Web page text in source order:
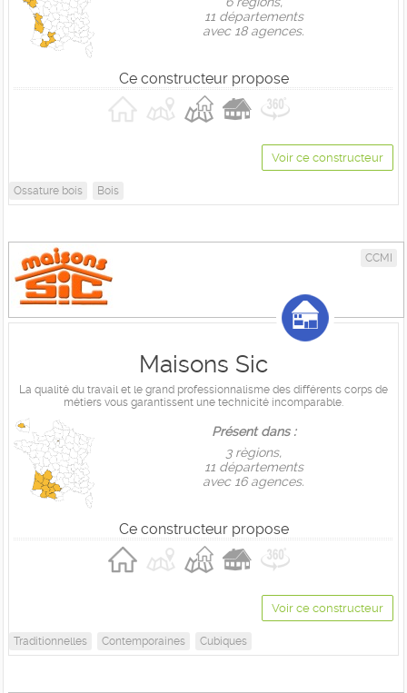
11 départements
avec 18 agences.
Ce constructeur propose
Voir ce constructeur
Ossature bois Bois
CCMI
Maisons Sic
La qualité du travail et le grand professionnalisme des différents corps de
métiers vous garantissent une technicité incomparable.
Présent dans :
3 règions,
11 départements
avec 16 agences.
Ce constructeur propose
Voir ce constructeur
Traditionnelles Contemporaines Cubiques